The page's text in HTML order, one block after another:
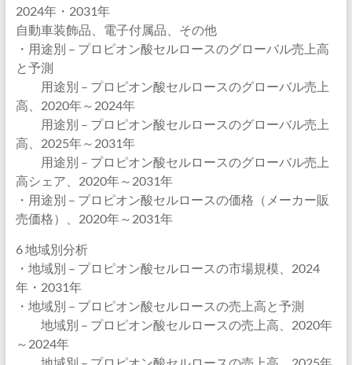
2024年・2031年
自動車装飾品、電子付属品、その他
・用途別 – プロピオン酸セルロースのグローバル売上高
と予測
用途別 – プロピオン酸セルロースのグローバル売上
高、2020年～2024年
用途別 – プロピオン酸セルロースのグローバル売上
高、2025年～2031年
用途別 – プロピオン酸セルロースのグローバル売上
高シェア、2020年～2031年
・用途別 – プロピオン酸セルロースの価格（メーカー販
売価格）、2020年～2031年
6 地域別分析
・地域別 – プロピオン酸セルロースの市場規模、2024
年・2031年
・地域別 – プロピオン酸セルロースの売上高と予測
地域別 – プロピオン酸セルロースの売上高、2020年
～2024年